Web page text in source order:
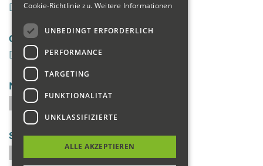
Galerie
Newsletter
Suchen
Cookie-Richtlinie zu. Weitere Informationen
UNBEDINGT ERFORDERLICH
PERFORMANCE
TARGETING
FUNKTIONALITÄT
UNKLASSIFIZIERTE
ALLE AKZEPTIEREN